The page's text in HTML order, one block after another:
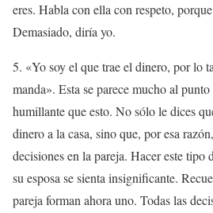
eres. Habla con ella con respeto,
Demasiado, diría yo.
5. «Yo soy el que trae el dinero, por lo
manda». Esta se parece mucho al
humillante que esto. No sólo le dices
dinero a la casa, sino que, por esa
decisiones en la pareja. Hacer este tipo
su esposa se sienta insignificante.
pareja forman ahora uno. Todas las